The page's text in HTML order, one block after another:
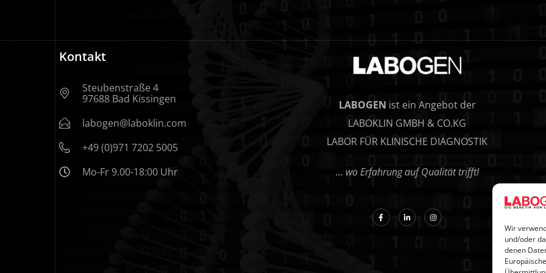
Wir
und/oder
denen
Kontakt
Steubenstraße 4
97688 Bad Kissingen
labogen@laboklin.com
+49 (0)971 7202 5005
Mo-Fr 9.00-18:00 Uhr
LABOGEN ist ein Angebot der
LABOKLIN GMBH & CO.KG
LABOR FÜR KLINISCHE DIAGNOSTIK
… wo Erfahrung auf Qualität trifft!